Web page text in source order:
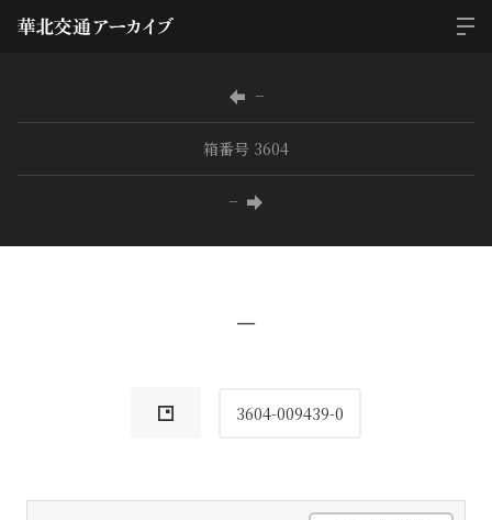
−
箱番号 3604
−
−
3604-009439-0